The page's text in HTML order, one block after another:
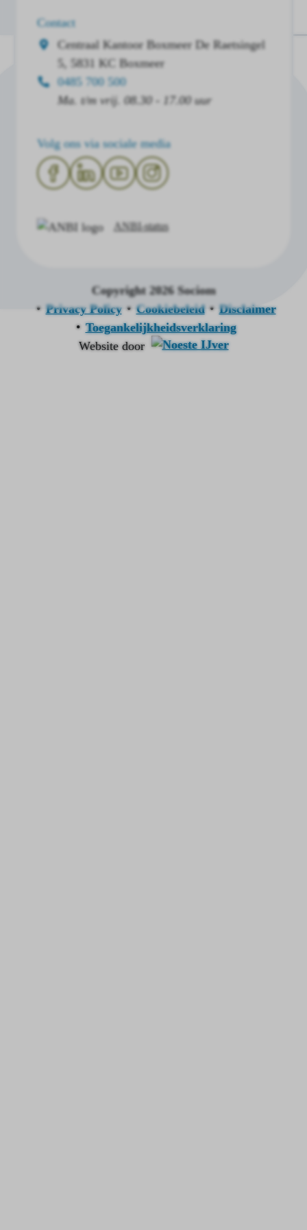
Contact
Centraal Kantoor Boxmeer
De Raetsingel
5, 5831 KC Boxmeer
0485 700 500
Ma. t/m vrij. 08.30 - 17.00 uur
Volg ons via sociale media
ANBI-status
Copyright 2026 Sociom
Privacy Policy
Cookiebeleid
Disclaimer
Toegankelijkheidsverklaring
Website door